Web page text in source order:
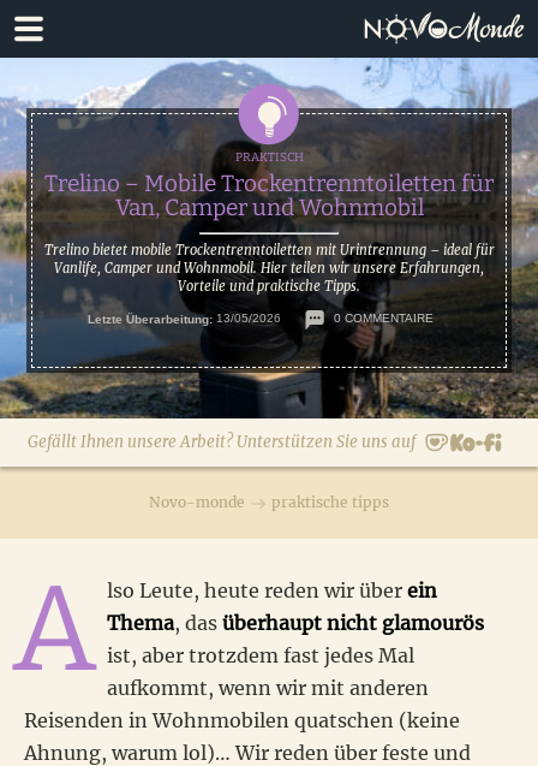
Zur
Hauptnavigation
Zum
Inhalt
Gefällt Ihnen unsere Arbeit? Unterstützen Sie uns auf
Novo-monde praktische tipps
Trelino – Mobile Trockentrenntoiletten für
Van, Camper und Wohnmobil
Trelino bietet mobile Trockentrenntoiletten mit Urintrennung – ideal für
Vanlife, Camper und Wohnmobil. Hier teilen wir unsere Erfahrungen,
Vorteile und praktische Tipps.
Letzte Überarbeitung: 13/05/2026 0 COMMENTAIRE
A lso Leute, heute reden wir über ein
Thema, das überhaupt nicht glamourös
ist, aber trotzdem fast jedes Mal
aufkommt, wenn wir mit anderen
Reisenden in Wohnmobilen quatschen (keine
Ahnung, warum lol)… Wir reden über feste und